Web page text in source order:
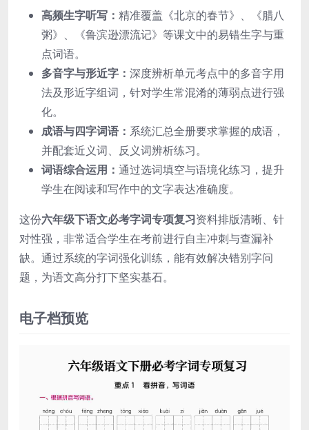
高频生字听写： 精准覆盖《北京的春节》、《腊八
粥》、《鲁滨逊漂流记》等课文中的易错生字与重
点词语。
多音字与形近字： 深度辨析单元考点中的多音字用
法及形近字组词，针对学生常混淆的薄弱点进行强
化。
成语与四字词语： 系统汇总全册要求掌握的成语，
并配套近义词、反义词辨析练习。
词语综合运用： 通过选词填空与语境化练习，提升
学生在阅读和写作中的文字表达准确度。
这份六年级下语文必考字词专项复习资料排版清晰、针
对性强，非常适合学生在考前进行自主冲刺与查漏补
缺。通过系统的字词强化训练，能有效解决错别字问
题，为语文高分打下坚实基石。
电子档预览